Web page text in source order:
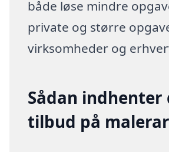
både løse mindre
private og større
virksomheder og
Sådan indhenter
tilbud på